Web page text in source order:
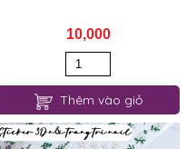
10,000
Thêm vào giỏ